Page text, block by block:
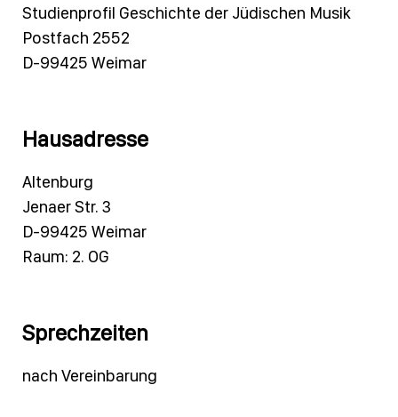
Studienprofil Geschichte der Jüdischen Musik
Postfach 2552
D-99425 Weimar
Hausadresse
Altenburg
Jenaer Str. 3
D-99425 Weimar
Raum: 2. OG
Sprechzeiten
nach Vereinbarung